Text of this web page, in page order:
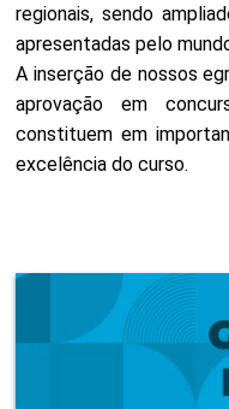
regionais, sendo
apresentadas pelo
A inserção de nossos
aprovação em
constituem em
excelência do curso.